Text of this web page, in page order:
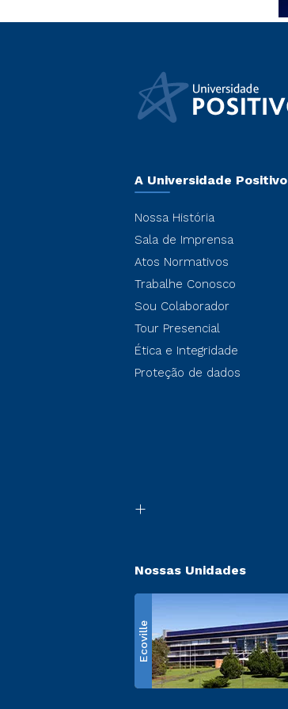
A Universidade Positivo
Nossa História
Sala de Imprensa
Atos Normativos
Trabalhe Conosco
Sou Colaborador
Tour Presencial
Ética e Integridade
Proteção de dados
Nossas Unidades
Ecoville